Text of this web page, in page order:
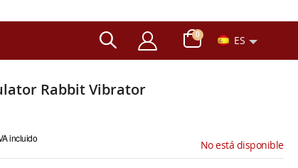
Carro
0artículos ES
Rabbit Vibrator
incluido
No está disponible